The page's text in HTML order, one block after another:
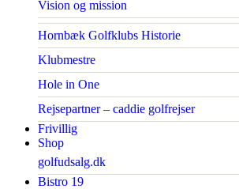
Vision og mission
Hornbæk Golfklubs Historie
Klubmestre
Hole in One
Rejsepartner – caddie golfrejser
Frivillig
Shop
golfudsalg.dk
Bistro 19